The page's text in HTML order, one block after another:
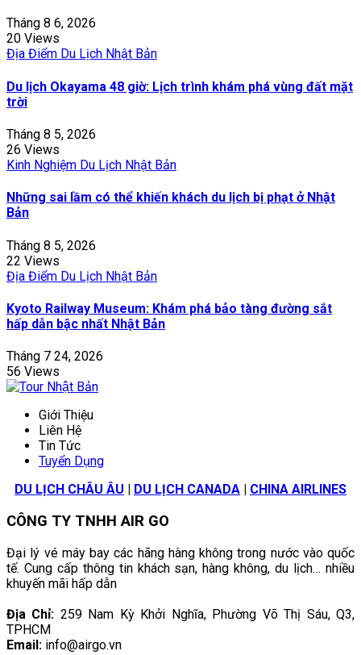
Tháng 8 6, 2026
20 Views
Địa Điểm Du Lịch Nhật Bản
Du lịch Okayama 48 giờ: Lịch trình khám phá vùng đất mặt
trời
Tháng 8 5, 2026
26 Views
Kinh Nghiệm Du Lịch Nhật Bản
Những sai lầm có thể khiến khách du lịch bị phạt ở Nhật
Bản
Tháng 8 5, 2026
22 Views
Địa Điểm Du Lịch Nhật Bản
Kyoto Railway Museum: Khám phá bảo tàng đường sắt
hấp dẫn bậc nhất Nhật Bản
Tháng 7 24, 2026
56 Views
Giới Thiệu
Liên Hệ
Tin Tức
Tuyển Dụng
DU LỊCH CHÂU ÂU | DU LỊCH CANADA | CHINA AIRLINES
CÔNG TY TNHH AIR GO
Đại lý vé máy bay các hãng hàng không trong nước vào quốc
tế. Cung cấp thông tin khách sạn, hàng không, du lịch… nhiều
khuyến mãi hấp dẫn
Địa Chỉ: 259 Nam Kỳ Khởi Nghĩa, Phường Võ Thị Sáu, Q3,
TPHCM
Email: info@airgo.vn